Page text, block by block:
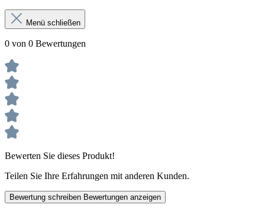
Menü schließen
0 von 0 Bewertungen
Bewerten Sie dieses Produkt!
Teilen Sie Ihre Erfahrungen mit anderen Kunden.
Bewertung schreiben Bewertungen anzeigen